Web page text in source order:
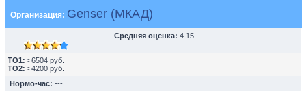
Организация: Genser (МКАД)
Средняя оценка: 4.15
TO1: ≈6504 руб.
TO2: ≈4200 руб.
Нормо-час: ---